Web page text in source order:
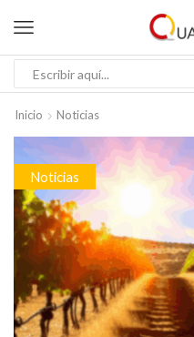
Inicio Noticias
Noticias